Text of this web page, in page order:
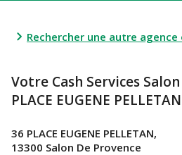
Rechercher une autre
Votre Cash Services
PLACE EUGENE PELLETAN
36 PLACE EUGENE PELLETAN,
13300 Salon De Provence